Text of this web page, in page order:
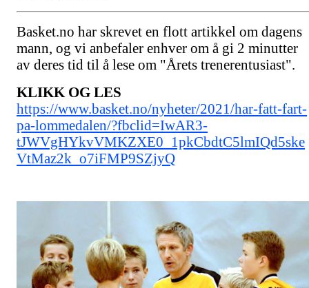
Basket.no har skrevet en flott artikkel om dagens
mann, og vi anbefaler enhver om å gi 2 minutter
av deres tid til å lese om "Årets trenerentusiast".
KLIKK OG LES
https://www.basket.no/nyheter/2021/har-fatt-fart-
pa-lommedalen/?fbclid=IwAR3-
tJWVgHYkvVMKZXE0_1pkCbdtC5lmIQd5ske
VtMaz2k_o7iFMP9SZjyQ